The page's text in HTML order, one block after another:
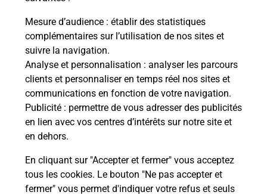
Mesure d’audience : établir des statistiques
complémentaires sur l’utilisation de nos sites et
suivre la navigation.
Analyse et personnalisation : analyser les parcours
clients et personnaliser en temps réel nos sites et
communications en fonction de votre navigation.
Publicité : permettre de vous adresser des publicités
en lien avec vos centres d’intérêts sur notre site et
en dehors.
En cliquant sur "Accepter et fermer" vous acceptez
tous les cookies. Le bouton "Ne pas accepter et
fermer" vous permet d'indiquer votre refus et seuls
Questions fréquemment posées
Quel réseau utilise La Poste Mobile ?
Est-ce que je peux garder mon
numéro de mobile gratuitement ?
Est-ce que je peux bénéficier de la 5G
avec La Poste Mobile ?